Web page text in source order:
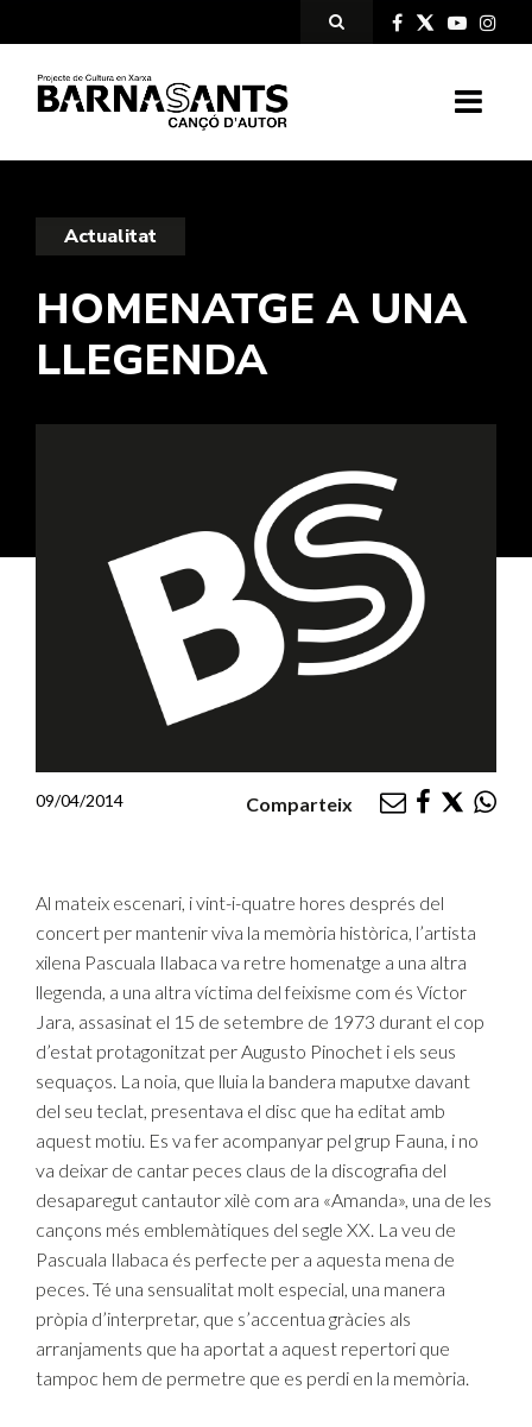
Actualitat
HOMENATGE A UNA
LLEGENDA
09/04/2014 Comparteix
Al mateix escenari, i vint-i-quatre hores després del
concert per mantenir viva la memòria històrica, l’artista
xilena Pascuala Ilabaca va retre homenatge a una altra
llegenda, a una altra víctima del feixisme com és Víctor
Jara, assasinat el 15 de setembre de 1973 durant el cop
d’estat protagonitzat per Augusto Pinochet i els seus
sequaços. La noia, que lluia la bandera maputxe davant
del seu teclat, presentava el disc que ha editat amb
aquest motiu. Es va fer acompanyar pel grup Fauna, i no
va deixar de cantar peces claus de la discografia del
desaparegut cantautor xilè com ara «Amanda», una de les
cançons més emblemàtiques del segle XX. La veu de
Pascuala Ilabaca és perfecte per a aquesta mena de
peces. Té una sensualitat molt especial, una manera
pròpia d’interpretar, que s’accentua gràcies als
arranjaments que ha aportat a aquest repertori que
tampoc hem de permetre que es perdi en la memòria.